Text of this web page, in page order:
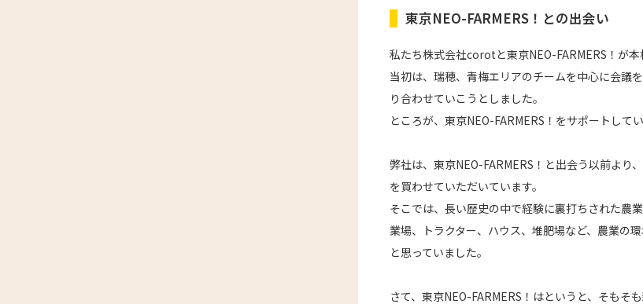
東京NEO-FARMERS！との出会い
私たち株式会社corotと東京NEO-FARMERS！が
当初は、瑞穂、青梅エリアのチームを中心に会議
り合わせていこうとしました。
ところが、東京NEO-FARMERS！をサポートして
弊社は、東京NEO-FARMERS！と出会う以前より
を買わせていただいています。
そこでは、長い歴史の中で経験に裏打ちされた農
業場、トラクター、ハウス、堆肥場など、農業の
と思っていました。
さて、東京NEO-FARMERS！はというと、そもそ